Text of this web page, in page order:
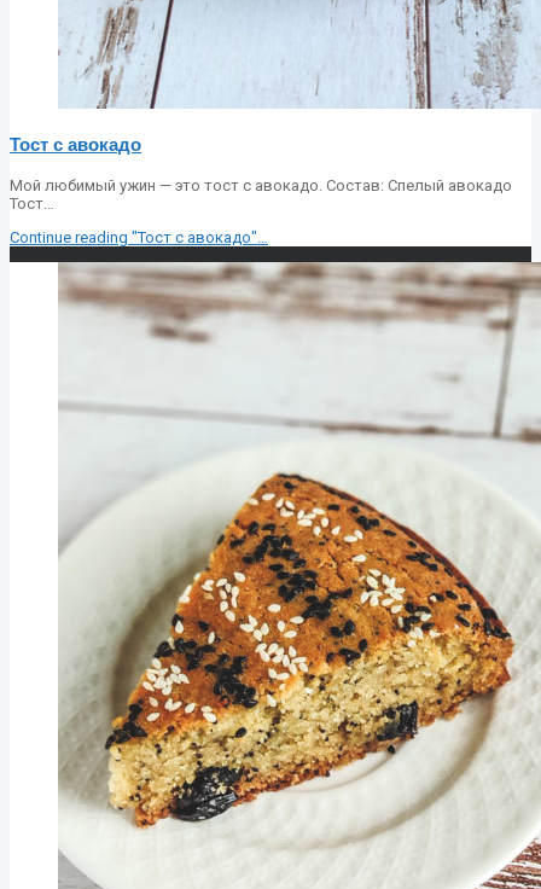
Тост с авокадо
Мой любимый ужин — это тост с авокадо. Состав: Спелый авокадо
Тост…
Continue reading "Тост с авокадо"